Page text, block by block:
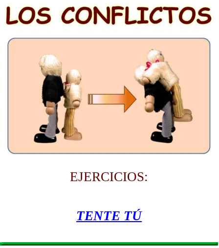
EJERCICIOS:
TENTE TÚ